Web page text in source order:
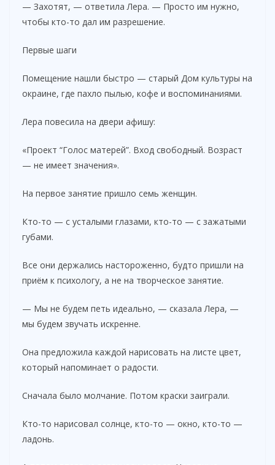
— Захотят, — ответила Лера. — Просто им нужно,
чтобы кто-то дал им разрешение.
Первые шаги
Помещение нашли быстро — старый Дом культуры на
окраине, где пахло пылью, кофе и воспоминаниями.
Лера повесила на двери афишу:
«Проект “Голос матерей”. Вход свободный. Возраст
— не имеет значения».
На первое занятие пришло семь женщин.
Кто-то — с усталыми глазами, кто-то — с зажатыми
губами.
Все они держались настороженно, будто пришли на
приём к психологу, а не на творческое занятие.
— Мы не будем петь идеально, — сказала Лера, —
мы будем звучать искренне.
Она предложила каждой нарисовать на листе цвет,
который напоминает о радости.
Сначала было молчание. Потом краски заиграли.
Кто-то нарисовал солнце, кто-то — окно, кто-то —
ладонь.